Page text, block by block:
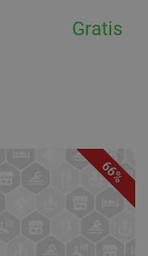
Gratis
66%